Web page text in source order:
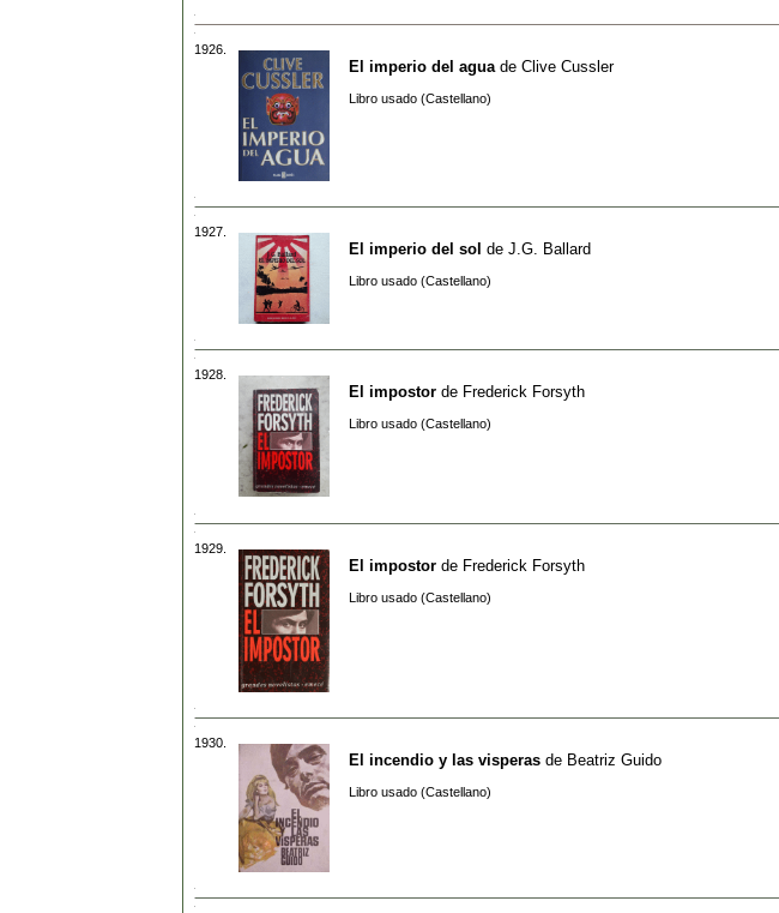
1926.
El imperio del agua de Clive Cussler
Libro usado (Castellano)
1927.
El imperio del sol de J.G. Ballard
Libro usado (Castellano)
1928.
El impostor de Frederick Forsyth
Libro usado (Castellano)
1929.
El impostor de Frederick Forsyth
Libro usado (Castellano)
1930.
El incendio y las visperas de Beatriz Guido
Libro usado (Castellano)